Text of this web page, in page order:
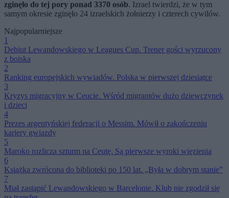
zginęło do tej pory ponad 3370 osób. Izrael twierdzi, że w tym
samym okresie zginęło 24 izraelskich żołnierzy i czterech cywilów.
Najpopularniejsze
1
Debiut Lewandowskiego w Leagues Cup. Trener gości wyrzucony
z boiska
2
Ranking europejskich wywiadów. Polska w pierwszej dziesiątce
3
Kryzys migracyjny w Ceucie. Wśród migrantów dużo dziewczynek
i dzieci
4
Prezes argentyńskiej federacji o Messim. Mówił o zakończeniu
kariery gwiazdy
5
Maroko rozlicza szturm na Ceutę. Są pierwsze wyroki więzienia
6
Książka zwrócona do biblioteki po 150 lat. „Była w dobrym stanie”
7
Miał zastąpić Lewandowskiego w Barcelonie. Klub nie zgodził się